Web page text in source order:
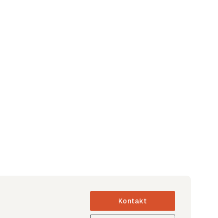
Kontakt